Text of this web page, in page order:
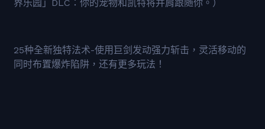
界乐园」DLC：你的宠物和凯特将并肩跟随你。）
25种全新独特法术-使用巨剑发动强力斩击，灵活移动的
同时布置爆炸陷阱，还有更多玩法！